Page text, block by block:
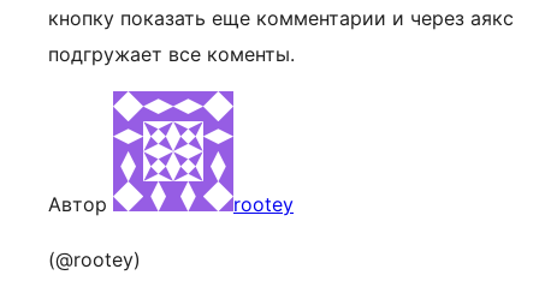
кнопку показать еще комментарии и через аякс
подгружает все коменты.
Автор rootey
(@rootey)